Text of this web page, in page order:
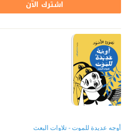
اشترك الآن
أوجه عديدة للموت - تلاوات البعث